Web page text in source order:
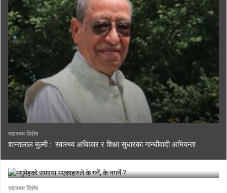
स्वास्थ्य विशेष
शान्तलाल मुल्मी : स्वास्थ्य अधिकार र शिक्षा सुधारका गान्धीवादी अभियन्ता
स्वास्थ्य विशेष